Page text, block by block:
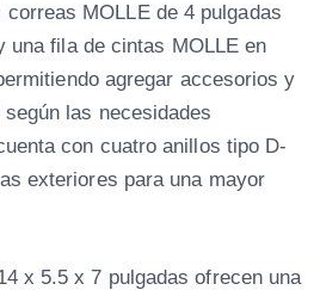
correas MOLLE de 4 pulgadas
una fila de cintas MOLLE en
agregar accesorios y
las necesidades
con cuatro anillos tipo D-
exteriores para una mayor
x 5.5 x 7 pulgadas ofrecen una